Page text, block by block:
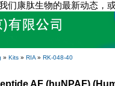
们康肽生物的最新动态，
» Kits » RIA » RK-048-40
AF (huNPAF)